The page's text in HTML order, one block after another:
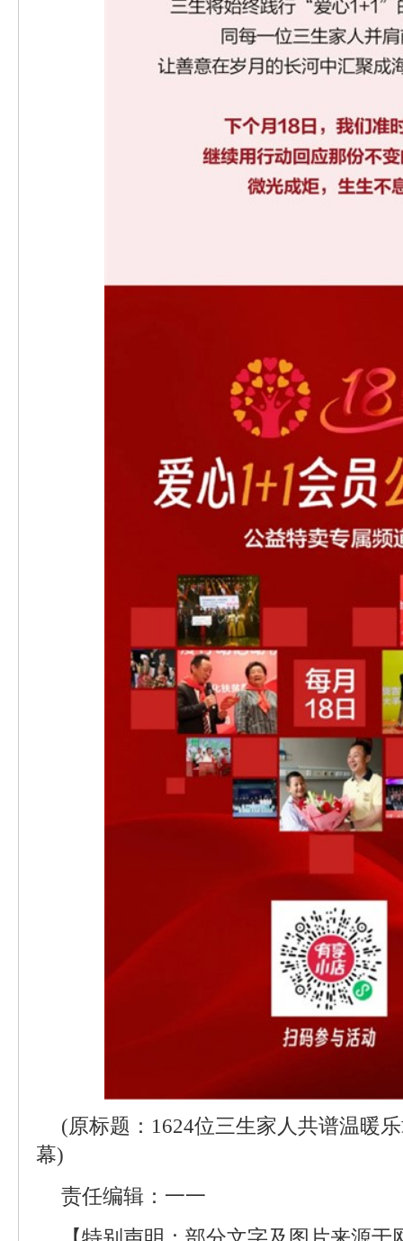
(原标题：1624位三生家人共谱温暖
幕)
责任编辑：一一